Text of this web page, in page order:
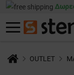
OUTLET